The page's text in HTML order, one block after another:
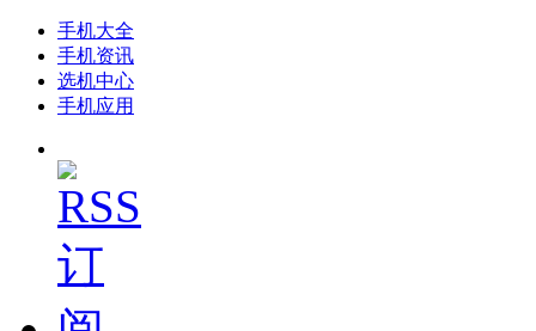
手机大全
手机资讯
选机中心
手机应用